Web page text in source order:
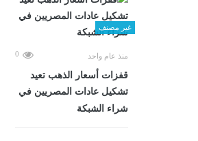
غير مصنف
منذ عام واحد 0
قفزات أسعار الذهب تعيد
تشكيل عادات المصريين في
شراء الشبكة